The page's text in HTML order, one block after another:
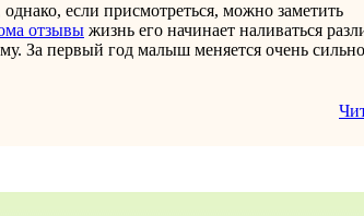
если присмотреться, можно заметить
отзывы жизнь его начинает наливаться
За первый год малыш меняется очень